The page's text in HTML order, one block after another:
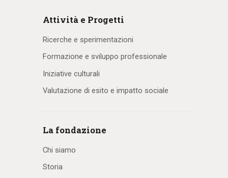
Attività e Progetti
Ricerche e sperimentazioni
Formazione e sviluppo professionale
Iniziative culturali
Valutazione di esito e impatto sociale
La fondazione
Chi siamo
Storia